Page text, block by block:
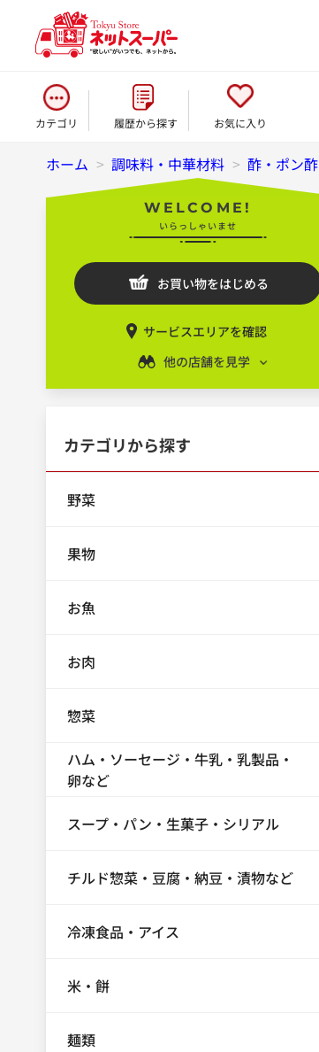
カテゴリ 履歴から探す お気に入り
ホーム > 調味料・中華材料 > 酢・ポン酢
WELCOME!
いらっしゃいませ
お買い物をはじめる
サービスエリアを確認
他の店舗を見学
カテゴリから探す
野菜
果物
お魚
お肉
惣菜
ハム・ソーセージ・牛乳・乳製品・
卵など
スープ・パン・生菓子・シリアル
チルド惣菜・豆腐・納豆・漬物など
冷凍食品・アイス
米・餅
麺類